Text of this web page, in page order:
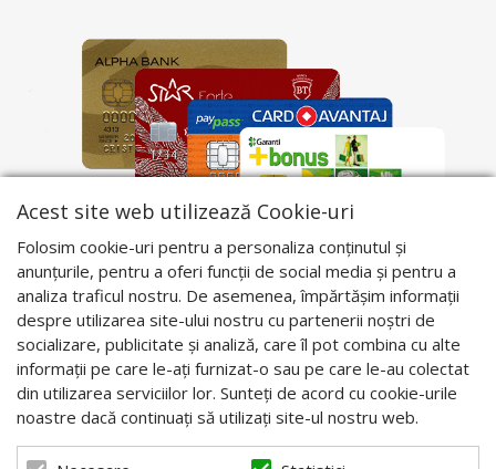
Acest site web utilizează Cookie-uri
Folosim cookie-uri pentru a personaliza conținutul și
anunțurile, pentru a oferi funcții de social media și pentru a
analiza traficul nostru. De asemenea, împărtășim informații
despre utilizarea site-ului nostru cu partenerii noștri de
socializare, publicitate și analiză, care îl pot combina cu alte
informații pe care le-ați furnizat-o sau pe care le-au colectat
din utilizarea serviciilor lor. Sunteți de acord cu cookie-urile
noastre dacă continuați să utilizați site-ul nostru web.